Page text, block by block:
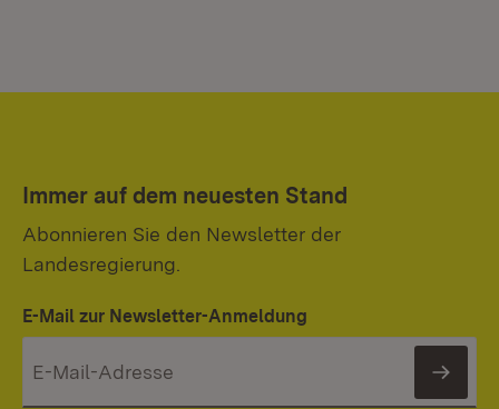
Immer auf dem neuesten Stand
Abonnieren Sie den Newsletter der
Landesregierung.
E-Mail zur Newsletter-Anmeldung